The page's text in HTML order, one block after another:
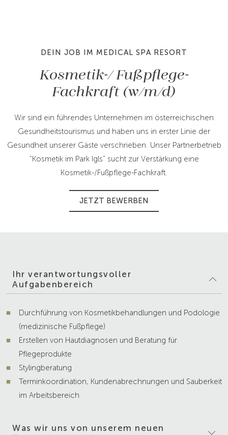
DEIN JOB IM MEDICAL SPA RESORT
Kosmetik-/ Fußpflege-
Fachkraft (w/m/d)
Wir sind ein führendes Unternehmen im österreichischen
Gesundheitstourismus und haben uns in erster Linie der
Gesundheit unserer Gäste verschrieben. Unser Partnerbetrieb
"Kosmetik im Park Igls" sucht zur Verstärkung eine
Kosmetik-/Fußpflege-Fachkraft.
JETZT BEWERBEN
Ihr verantwortungsvoller
Aufgabenbereich
Durchführung von Kosmetikbehandlungen und Podologie
(medizinische Fußpflege)
Erstellen von Hautdiagnosen und Beratung für
Pflegeprodukte
Stylingberatung
Terminkoordination, Kundenabrechnungen und Sauberkeit
im Arbeitsbereich
Was wir uns von unserem neuen